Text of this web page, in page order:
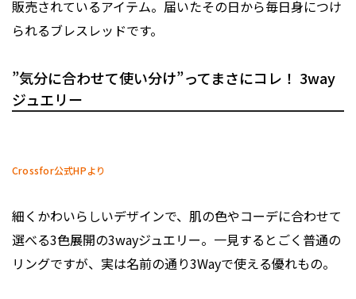
販売されているアイテム。届いたその日から毎日身につけ
られるブレスレッドです。
”気分に合わせて使い分け”ってまさにコレ！ 3way
ジュエリー
Crossfor公式HPより
細くかわいらしいデザインで、肌の色やコーデに合わせて
選べる3色展開の3wayジュエリー。一見するとごく普通の
リングですが、実は名前の通り3Wayで使える優れもの。